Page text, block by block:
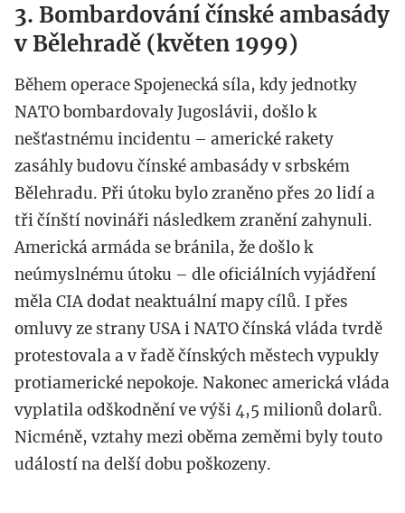
3. Bombardování čínské ambasády
v Bělehradě (květen 1999)
Během operace Spojenecká síla, kdy jednotky
NATO bombardovaly Jugoslávii, došlo k
nešťastnému incidentu – americké rakety
zasáhly budovu čínské ambasády v srbském
Bělehradu. Při útoku bylo zraněno přes 20 lidí a
tři čínští novináři následkem zranění zahynuli.
Americká armáda se bránila, že došlo k
neúmyslnému útoku – dle oficiálních vyjádření
měla CIA dodat neaktuální mapy cílů. I přes
omluvy ze strany USA i NATO čínská vláda tvrdě
protestovala a v řadě čínských městech vypukly
protiamerické nepokoje. Nakonec americká vláda
vyplatila odškodnění ve výši 4,5 milionů dolarů.
Nicméně, vztahy mezi oběma zeměmi byly touto
událostí na delší dobu poškozeny.